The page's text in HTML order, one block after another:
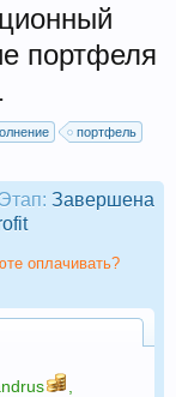
портфеля
портфель
Этап: Завершена
оплачивать?